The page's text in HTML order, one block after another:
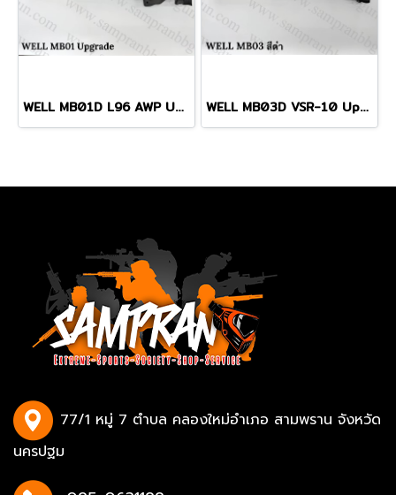
WELL MB01D L96 AWP Upgrade สีดำ พร้อมกล้อง+ขาทราย WELL MB03D VSR-10 Upgrade 2025 NEW GEN สีดำ พร้อมกล้อง+ขาทราย
77/1 หมู่ 7 ตำบล คลองใหม่อำเภอ สามพราน จังหวัด
นครปฐม